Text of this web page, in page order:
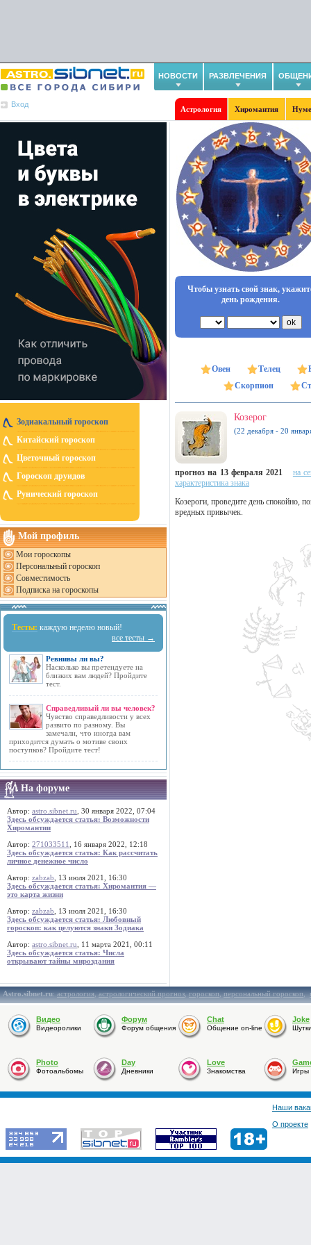
НОВОСТИ РАЗВЛЕЧЕНИЯ
Вход
Астрология Хиромантия
Зодиакальный гороскоп
Китайский гороскоп
Цветочный гороскоп
Гороскоп друидов
Рунический гороскоп
Мой профиль
Мои гороскопы
Персональный гороскоп
Совместимость
Подписка на гороскопы
Тесты: каждую неделю новый!
все тесты →
Ревнивы ли вы?
Насколько вы претендуете на
близких вам людей? Пройдите
тест.
Справедливый ли вы человек?
Чувство справедливости у всех
развито по разному. Вы
замечали, что иногда вам
приходится думать о мотиве своих
поступков? Пройдите тест!
На форуме
Автор: astro.sibnet.ru , 30 января 2022, 07:04
Здесь обсуждается статья: Возможности
Хиромантии
Автор: 271033511
, 16 января 2022, 12:18
Здесь обсуждается статья: Как рассчитать
личное денежное число
Автор: zabzab , 13 июля 2021, 16:30
Здесь обсуждается статья: Хиромантия —
это карта жизни
Автор: zabzab , 13 июля 2021, 16:30
Здесь обсуждается статья: Любовный
гороскоп: как целуются знаки Зодиака
Автор: astro.sibnet.ru , 11 марта 2021, 00:11
Здесь обсуждается статья: Числа
открывают тайны мироздания
Чтобы узнать свой знак,
день рождения.
Овен Телец
Скорпион
Козерог
(22 декабря - 20
прогноз на 13 февраля 2021
на
характеристика знака
Козероги, проведите день спокойно,
вредных привычек.
Astro.sibnet.ru:астрология,астрологический прогноз,гороскоп,персональный гороскоп,
Видео
Видеоролики
Форум
Форум общения
Chat
Общение on-line
Joke
Photo
Фотоальбомы
Day
Дневники
Love
Знакомства Игры
Наши
О проекте